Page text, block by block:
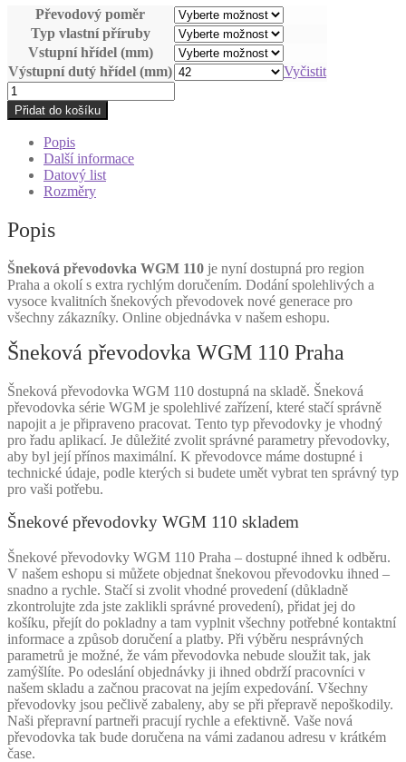
Převodový poměr
Typ vlastní příruby
Vstupní hřídel (mm)
Výstupní dutý hřídel (mm)
Vyčistit
Šneková
převodovka
WGM
množství
Přidat do košíku
Popis
Další informace
Datový list
Rozměry
Popis
Šneková převodovka WGM 110 je nyní dostupná pro region
Praha a okolí s extra rychlým doručením. Dodání spolehlivých a
vysoce kvalitních šnekových převodovek nové generace pro
všechny zákazníky. Online objednávka v našem eshopu.
Šneková převodovka WGM 110 Praha
Šneková převodovka WGM 110 dostupná na skladě. Šneková
převodovka série WGM je spolehlivé zařízení, které stačí správně
napojit a je připraveno pracovat. Tento typ převodovky je vhodný
pro řadu aplikací. Je důležité zvolit správné parametry převodovky,
aby byl její přínos maximální. K převodovce máme dostupné i
technické údaje, podle kterých si budete umět vybrat ten správný typ
pro vaši potřebu.
Šnekové převodovky WGM 110 skladem
Šnekové převodovky WGM 110 Praha – dostupné ihned k odběru.
V našem eshopu si můžete objednat šnekovou převodovku ihned –
snadno a rychle. Stačí si zvolit vhodné provedení (důkladně
zkontrolujte zda jste zaklikli správné provedení), přidat jej do
košíku, přejít do pokladny a tam vyplnit všechny potřebné kontaktní
informace a způsob doručení a platby. Při výběru nesprávných
parametrů je možné, že vám převodovka nebude sloužit tak, jak
zamýšlíte. Po odeslání objednávky ji ihned obdrží pracovníci v
našem skladu a začnou pracovat na jejím expedování. Všechny
převodovky jsou pečlivě zabaleny, aby se při přepravě nepoškodily.
Naši přepravní partneři pracují rychle a efektivně. Vaše nová
převodovka tak bude doručena na vámi zadanou adresu v krátkém
čase.